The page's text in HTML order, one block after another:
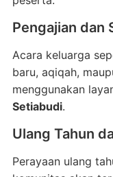
Pengajian dan
Acara keluarga
baru, aqiqah,
menggunakan
Setiabudi.
Ulang Tahun
Perayaan ulang